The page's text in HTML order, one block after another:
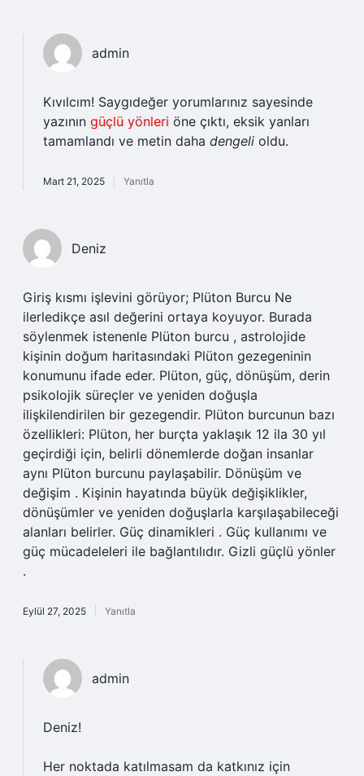
admin
Kıvılcım! Saygıdeğer yorumlarınız sayesinde
yazının güçlü yönleri öne çıktı, eksik yanları
tamamlandı ve metin daha dengeli oldu.
Mart 21, 2025 Yanıtla
Deniz
Giriş kısmı işlevini görüyor; Plüton Burcu Ne
ilerledikçe asıl değerini ortaya koyuyor. Burada
söylenmek istenenle Plüton burcu , astrolojide
kişinin doğum haritasındaki Plüton gezegeninin
konumunu ifade eder. Plüton, güç, dönüşüm, derin
psikolojik süreçler ve yeniden doğuşla
ilişkilendirilen bir gezegendir. Plüton burcunun bazı
özellikleri: Plüton, her burçta yaklaşık 12 ila 30 yıl
geçirdiği için, belirli dönemlerde doğan insanlar
aynı Plüton burcunu paylaşabilir. Dönüşüm ve
değişim . Kişinin hayatında büyük değişiklikler,
dönüşümler ve yeniden doğuşlarla karşılaşabileceği
alanları belirler. Güç dinamikleri . Güç kullanımı ve
güç mücadeleleri ile bağlantılıdır. Gizli güçlü yönler
.
Eylül 27, 2025 Yanıtla
admin
Deniz!
Her noktada katılmasam da katkınız için